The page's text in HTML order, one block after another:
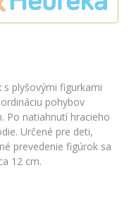
plyšovými figurkami
pohybov
Po natiahnutí hracieho
Určené pre deti,
prevedenie figúrok sa
12 cm.